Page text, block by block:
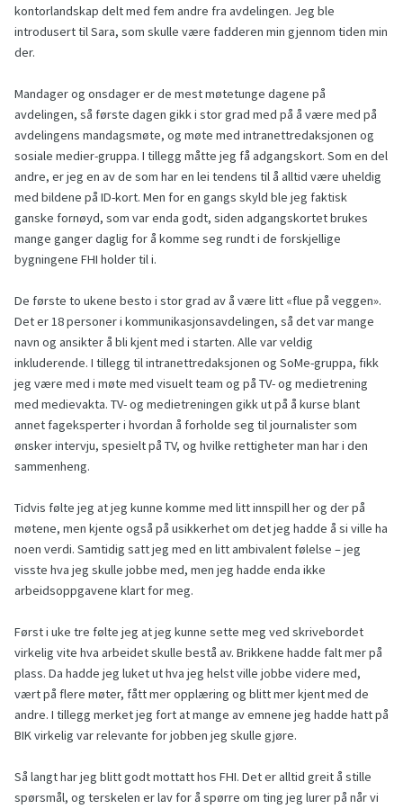
kontorlandskap delt med fem andre fra avdelingen. Jeg ble
introdusert til Sara, som skulle være fadderen min gjennom tiden min
der.
Mandager og onsdager er de mest møtetunge dagene på
avdelingen, så første dagen gikk i stor grad med på å være med på
avdelingens mandagsmøte, og møte med intranettredaksjonen og
sosiale medier-gruppa. I tillegg måtte jeg få adgangskort. Som en del
andre, er jeg en av de som har en lei tendens til å alltid være uheldig
med bildene på ID-kort. Men for en gangs skyld ble jeg faktisk
ganske fornøyd, som var enda godt, siden adgangskortet brukes
mange ganger daglig for å komme seg rundt i de forskjellige
bygningene FHI holder til i.
De første to ukene besto i stor grad av å være litt «flue på veggen».
Det er 18 personer i kommunikasjonsavdelingen, så det var mange
navn og ansikter å bli kjent med i starten. Alle var veldig
inkluderende. I tillegg til intranettredaksjonen og SoMe-gruppa, fikk
jeg være med i møte med visuelt team og på TV- og medietrening
med medievakta. TV- og medietreningen gikk ut på å kurse blant
annet fageksperter i hvordan å forholde seg til journalister som
ønsker intervju, spesielt på TV, og hvilke rettigheter man har i den
sammenheng.
Tidvis følte jeg at jeg kunne komme med litt innspill her og der på
møtene, men kjente også på usikkerhet om det jeg hadde å si ville ha
noen verdi. Samtidig satt jeg med en litt ambivalent følelse – jeg
visste hva jeg skulle jobbe med, men jeg hadde enda ikke
arbeidsoppgavene klart for meg.
Først i uke tre følte jeg at jeg kunne sette meg ved skrivebordet
virkelig vite hva arbeidet skulle bestå av. Brikkene hadde falt mer på
plass. Da hadde jeg luket ut hva jeg helst ville jobbe videre med,
vært på flere møter, fått mer opplæring og blitt mer kjent med de
andre. I tillegg merket jeg fort at mange av emnene jeg hadde hatt på
BIK virkelig var relevante for jobben jeg skulle gjøre.
Så langt har jeg blitt godt mottatt hos FHI. Det er alltid greit å stille
spørsmål, og terskelen er lav for å spørre om ting jeg lurer på når vi